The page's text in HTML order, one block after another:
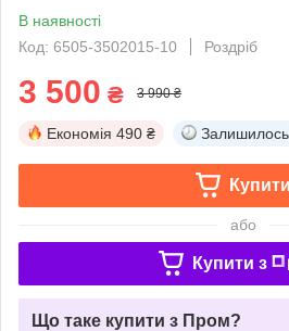
В наявності
Код: 6505-3502015-10
Роздріб
3 500 ₴ 3 990 ₴
Економія 490 ₴ Залишилось
Купити
або
Купити з
Що таке купити з Пром?